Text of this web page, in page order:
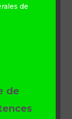
de
de